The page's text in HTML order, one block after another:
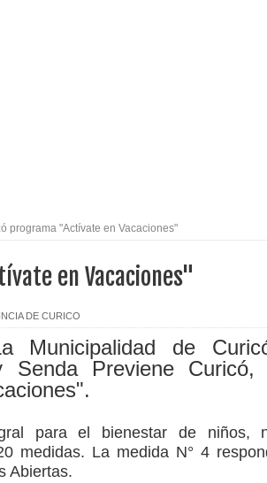
a niños y adolescentes durante la
por las culturas japonesa y coreana
denuncias por viviendas sociales en
la alta cordillera del Maule por su
la provincia de Linares
con nuevas pantallas interactivas del
con $133 millones
programa "Actívate en Vacaciones"
en Vacaciones"
DE CURICO
Municipalidad de
Previene Curicó,
para el bienestar de niños,
medidas. La medida N° 4
Abiertas.